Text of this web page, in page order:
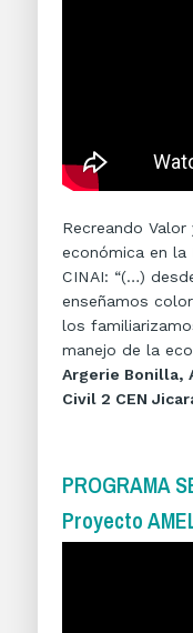
Recreando
económica en la
CINAI: “(…)
enseñamos
los
manejo de la
Argerie Bonilla,
Civil 2 CEN
PROGRAMA
Proyecto